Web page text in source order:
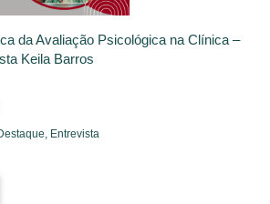
da Avaliação Psicológica na Clínica –
Keila Barros
Entrevista